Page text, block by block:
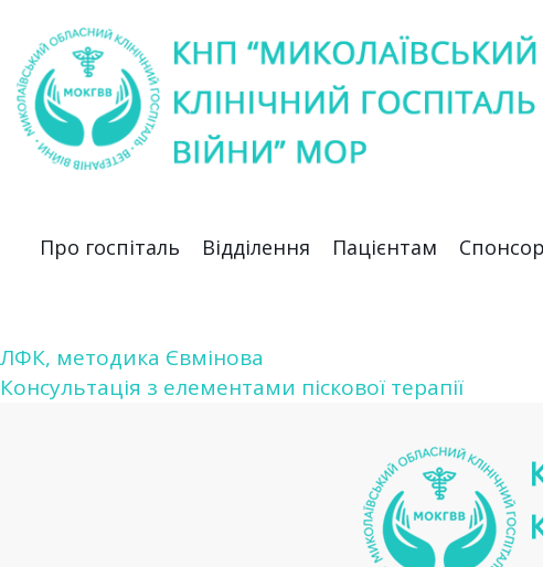
Про госпіталь Відділення Пацієнтам
Навігація
ЛФК, методика Євмінова
Консультація з елементами піскової терапії